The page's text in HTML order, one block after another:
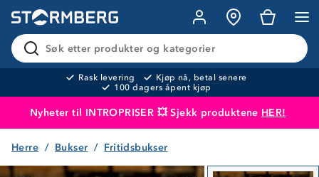
Søk etter produkter og kategorier
Rask levering
Kjøp nå, betal senere
100 dagers åpent kjøp
Nyheter til INTROPRISER 💥 Sjekk produktene HER!
Produktet er lagt i handlekurven
Herre Bukser Fritidsbukser